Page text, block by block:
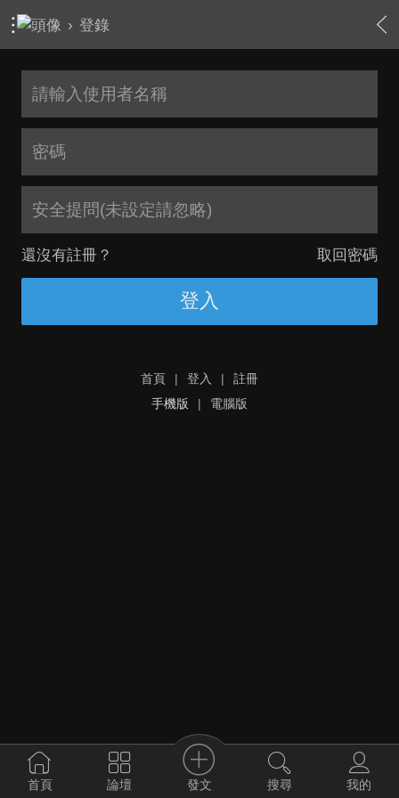
› 登錄
安全提問(未設定請忽略)
還沒有註冊？ 取回密碼
登入
首頁 | 登入 |
註冊
手機版
| 電腦版
首頁 論壇 發文 搜尋 我的